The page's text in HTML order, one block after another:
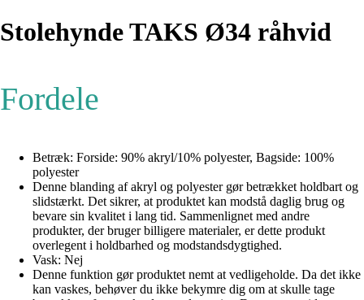
Stolehynde TAKS Ø34 råhvid
Fordele
Betræk: Forside: 90% akryl/10% polyester, Bagside: 100%
polyester
Denne blanding af akryl og polyester gør betrækket holdbart og
slidstærkt. Det sikrer, at produktet kan modstå daglig brug og
bevare sin kvalitet i lang tid. Sammenlignet med andre
produkter, der bruger billigere materialer, er dette produkt
overlegent i holdbarhed og modstandsdygtighed.
Vask: Nej
Denne funktion gør produktet nemt at vedligeholde. Da det ikke
kan vaskes, behøver du ikke bekymre dig om at skulle tage